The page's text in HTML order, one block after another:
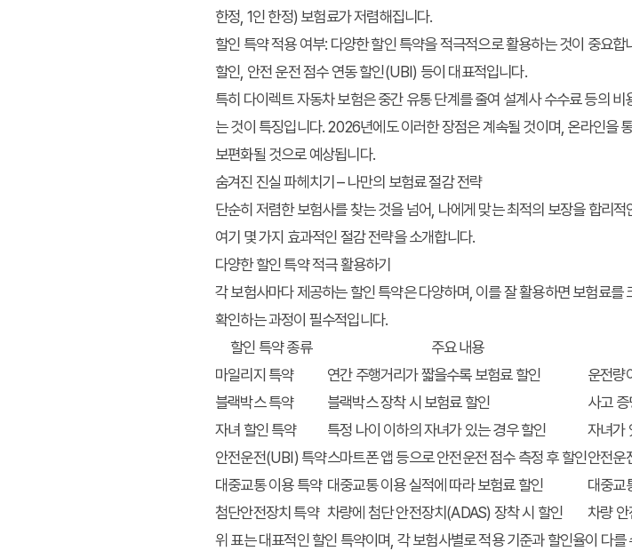
한정, 1인 한정) 보험료가 저렴해집니다.
할인 특약 적용 여부: 다양한 할인 특약을 적극적으로 활용하는 것이 중요
할인, 안전 운전 점수 연동 할인(UBI) 등이 대표적입니다.
특히 다이렉트 자동차 보험은 중간 유통 단계를 줄여 설계사 수수료 등의
는 것이 특징입니다. 2026년에도 이러한 장점은 계속될 것이며, 온라인을
보편화될 것으로 예상됩니다.
숨겨진 진실 파헤치기 – 나만의 보험료 절감 전략
단순히 저렴한 보험사를 찾는 것을 넘어, 나에게 맞는 최적의 보장을 합리
여기 몇 가지 효과적인 절감 전략을 소개합니다.
다양한 할인 특약 적극 활용하기
각 보험사마다 제공하는 할인 특약은 다양하며, 이를 잘 활용하면 보험료
확인하는 과정이 필수적입니다.
할인 특약 종류
주요 내용
마일리지 특약
연간 주행거리가 짧을수록 보험료 할인
운전량
블랙박스 특약
블랙박스 장착 시 보험료 할인
사고
자녀 할인 특약
특정 나이 이하의 자녀가 있는 경우 할인
자녀가
안전운전(UBI) 특약스마트폰 앱 등으로 안전운전 점수 측정 후 할인안전운
대중교통 이용 특약 대중교통 이용 실적에 따라 보험료 할인
대중교
첨단안전장치 특약 차량에 첨단 안전장치(ADAS) 장착 시 할인
차량
위 표는 대표적인 할인 특약이며, 각 보험사별로 적용 기준과 할인율이 다